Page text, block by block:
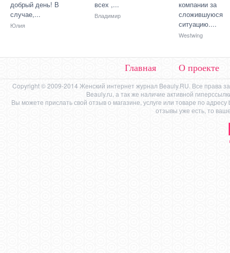
добрый день! В
случае,...
Юлия
всех ,...
Владимир
компании за
сложившуюся
ситуацию....
Westwing
Главная О проекте
Copyright © 2009-2014 Женский интернет журнал Beauly.RU. Все права
Beauly.ru, а так же наличие активной
Вы можете прислать свой отзыв о магазине, услуге или товаре по адресу
отзывы уже есть, то